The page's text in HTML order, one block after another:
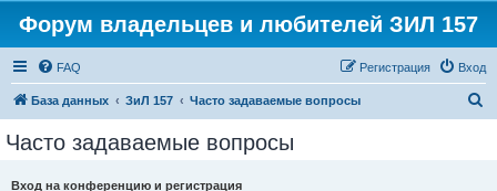
Форум владельцев и любителей ЗИЛ 157
FAQ Вход
Регистрация
База данных ЗиЛ 157 Часто задаваемые вопросы
Часто задаваемые вопросы
Вход на конференцию и регистрация